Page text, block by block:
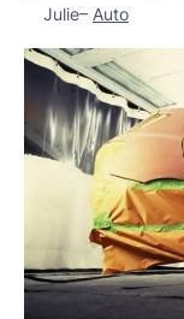
Julie– Auto